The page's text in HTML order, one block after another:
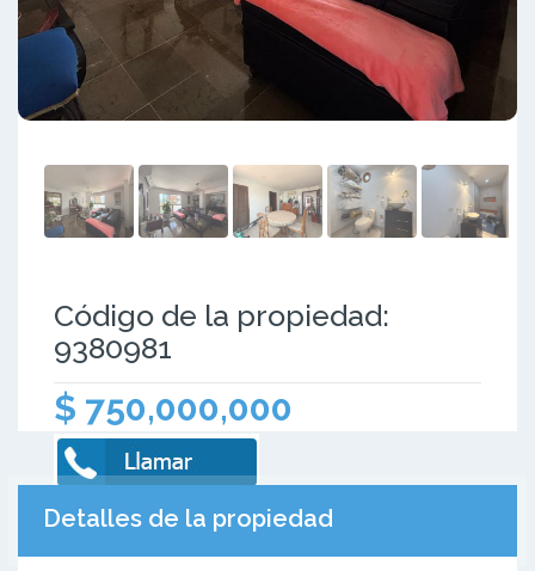
Código de la propiedad:
9380981
$ 750,000,000
Detalles de la propiedad